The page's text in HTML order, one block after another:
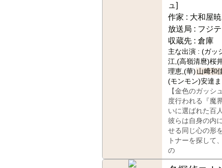
ュ]
作家 : 大和屋暁
放送局 : フジ
収蔵先 : 倉庫
主な出演 : (ガッ
江,(高嶺清麿)桜
理恵,(華) 山﨑和
(モンモン)安達
【金色のガッ
度行われる『魔
いに選ばれた百
彼らは自身の内
せる同じ心の形
トナーを探して
の